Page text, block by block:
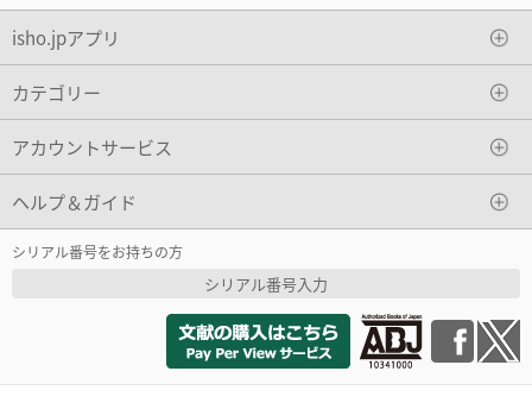
isho.jpアプリ
カテゴリー
アカウントサービス
ヘルプ＆ガイド
シリアル番号をお持ちの方
シリアル番号入力